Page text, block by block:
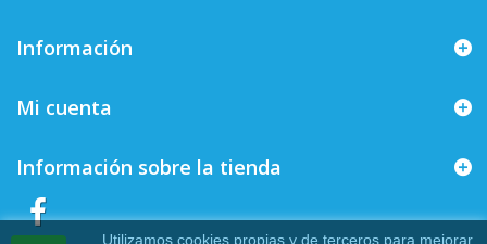
Información
Mi cuenta
Información sobre la tienda
Utilizamos cookies propias y de terceros para mejorar